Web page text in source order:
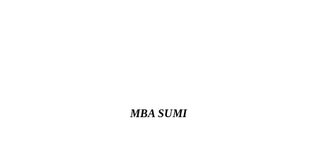
MBA SUMI